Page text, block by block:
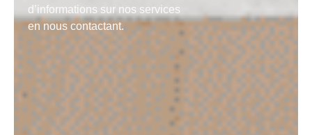
d’informations sur nos services
en nous contactant.